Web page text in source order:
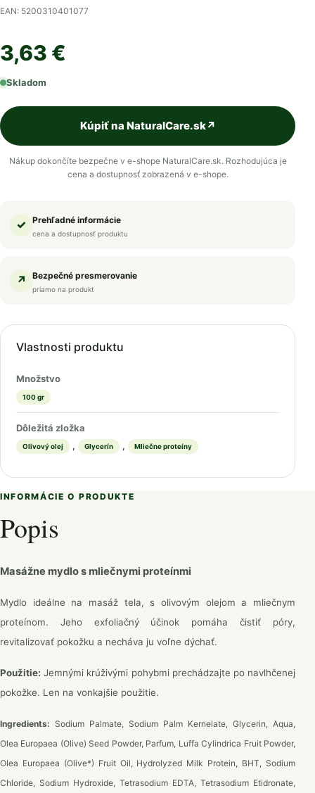
EAN: 5200310401077
3,63 €
Skladom
Kúpiť na NaturalCare.sk↗
Nákup dokončíte bezpečne v e-shope NaturalCare.sk. Rozhodujúca je
cena a dostupnosť zobrazená v e-shope.
✓ Prehľadné informácie
cena a dostupnosť produktu
↗ Bezpečné presmerovanie
priamo na produkt
Vlastnosti produktu
Množstvo
100 gr
Dôležitá zložka
Olivový olej , Glycerín , Mliečne proteíny
INFORMÁCIE O PRODUKTE
Popis
Masážne mydlo s mliečnymi proteínmi
Mydlo ideálne na masáž tela, s olivovým olejom a mliečnym
proteínom. Jeho exfoliačný účinok pomáha čistiť póry,
revitalizovať pokožku a necháva ju voľne dýchať.
Použitie: Jemnými krúživými pohybmi prechádzajte po navlhčenej
pokožke. Len na vonkajšie použitie.
Ingredients: Sodium Palmate, Sodium Palm Kernelate, Glycerin, Aqua,
Olea Europaea (Olive) Seed Powder, Parfum, Luffa Cylindrica Fruit Powder,
Olea Europaea (Olive*) Fruit Oil, Hydrolyzed Milk Protein, BHT, Sodium
Chloride, Sodium Hydroxide, Tetrasodium EDTA, Tetrasodium Etidronate,